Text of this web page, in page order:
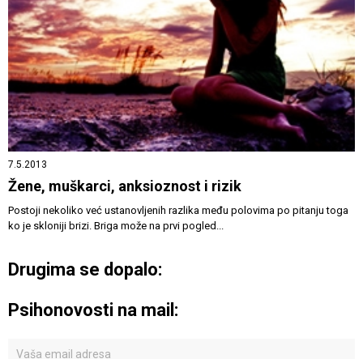
7.5.2013
Žene, muškarci, anksioznost i rizik
Postoji nekoliko već ustanovljenih razlika među polovima po pitanju toga
ko je skloniji brizi. Briga može na prvi pogled...
Drugima se dopalo:
Psihonovosti na mail: